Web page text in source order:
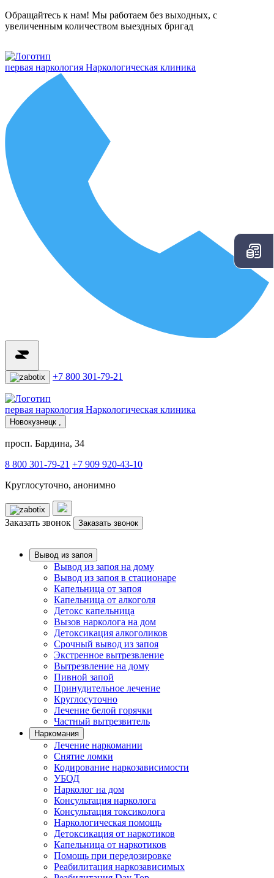
Обращайтесь к нам! Мы работаем без выходных, с
увеличенным количеством выездных бригад
первая наркология Наркологическая клиника
+7 800 301-79-21
первая наркология Наркологическая клиника
Новокузнецк ,
просп. Бардина, 34
8 800 301-79-21 +7 909 920-43-10
Круглосуточно, анонимно
Заказать звонок Заказать звонок
Вывод из запоя
Вывод из запоя на дому
Вывод из запоя в стационаре
Капельница от запоя
Капельница от алкоголя
Детокс капельница
Вызов нарколога на дом
Детоксикация алкоголиков
Срочный вывод из запоя
Экстренное вытрезвление
Вытрезвление на дому
Пивной запой
Принудительное лечение
Круглосуточно
Лечение белой горячки
Частный вытрезвитель
Наркомания
Лечение наркомании
Снятие ломки
Кодирование наркозависимости
УБОД
Нарколог на дом
Консультация нарколога
Консультация токсиколога
Наркологическая помощь
Детоксикация от наркотиков
Капельница от наркотиков
Помощь при передозировке
Реабилитация наркозависимых